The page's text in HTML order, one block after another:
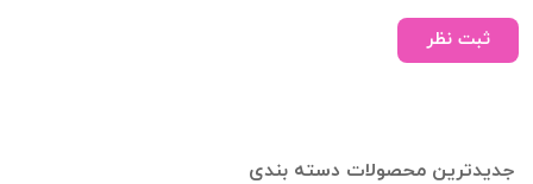
ثبت نظر
جدیدترین محصولات دسته بندی